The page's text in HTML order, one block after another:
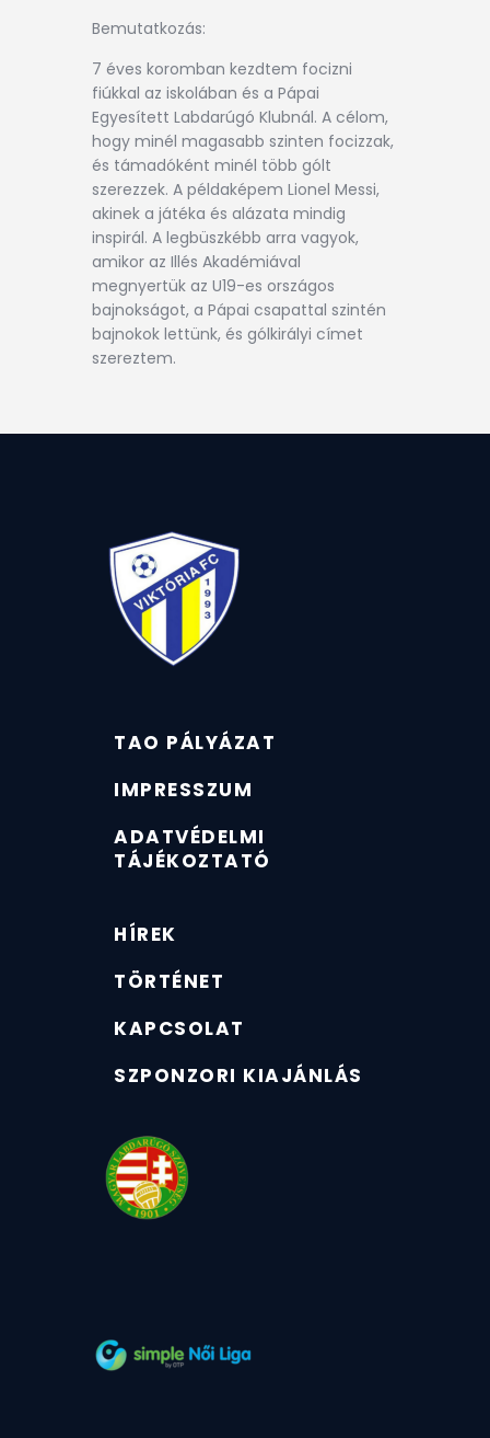
Bemutatkozás:
7 éves koromban kezdtem focizni
fiúkkal az iskolában és a Pápai
Egyesített Labdarúgó Klubnál. A célom,
hogy minél magasabb szinten focizzak,
és támadóként minél több gólt
szerezzek. A példaképem Lionel Messi,
akinek a játéka és alázata mindig
inspirál. A legbüszkébb arra vagyok,
amikor az Illés Akadémiával
megnyertük az U19-es országos
bajnokságot, a Pápai csapattal szintén
bajnokok lettünk, és gólkirályi címet
szereztem.
TAO PÁLYÁZAT
IMPRESSZUM
ADATVÉDELMI
TÁJÉKOZTATÓ
HÍREK
TÖRTÉNET
KAPCSOLAT
SZPONZORI KIAJÁNLÁS